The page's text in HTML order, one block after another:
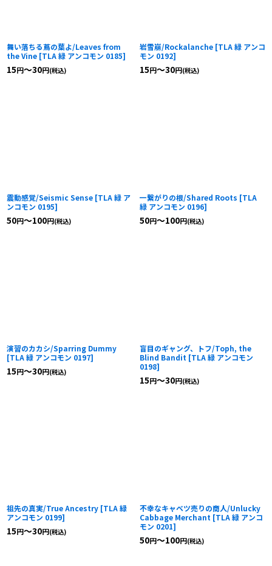
舞い落ちる蔦の葉よ/Leaves from
the Vine [TLA 緑 アンコモン 0185]
15円～30円(税込)
岩雪崩/Rockalanche [TLA 緑 アンコ
モン 0192]
15円～30円(税込)
震動感覚/Seismic Sense [TLA 緑 ア
ンコモン 0195]
50円～100円(税込)
一繋がりの根/Shared Roots [TLA
緑 アンコモン 0196]
50円～100円(税込)
演習のカカシ/Sparring Dummy
[TLA 緑 アンコモン 0197]
15円～30円(税込)
盲目のギャング、トフ/Toph, the
Blind Bandit [TLA 緑 アンコモン
0198]
15円～30円(税込)
祖先の真実/True Ancestry [TLA 緑
アンコモン 0199]
15円～30円(税込)
不幸なキャベツ売りの商人/Unlucky
Cabbage Merchant [TLA 緑 アンコ
モン 0201]
50円～100円(税込)